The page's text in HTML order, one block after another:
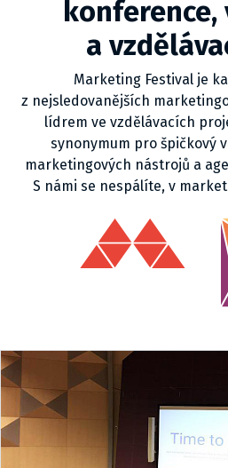
a
Marketing Festival je
z nejsledovanějších
lídrem ve vzdělávacích
synonymum pro špičkový
marketingových nástrojů a
S námi se nespálíte, v